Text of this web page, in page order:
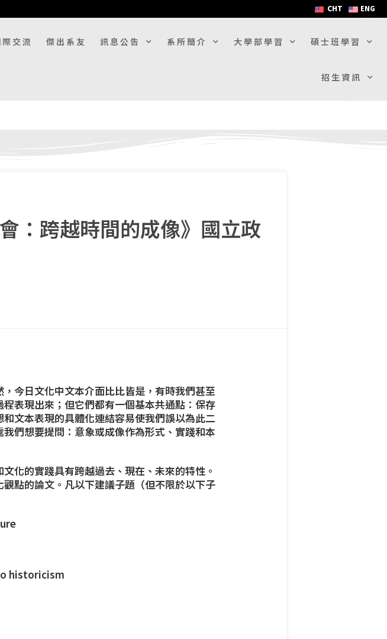
CHT ENG
際交流 傑出系友 訊息公告 系所簡介 大學部學習 碩士班學習
招生資訊
：跨越時間的成像》國立政
日文化中文本介面比比皆是，有時我們甚至
表現出來；但它們都有一個基本共通點：保存
文本表現的具體化連結容易使我們誤以為此二
們想要提問：意象或成像作為形式、實踐和本
化的實踐具有跨越過去、現在、未來的特性。
點的論文。凡以下建議子題（但不限於以下子
historicism